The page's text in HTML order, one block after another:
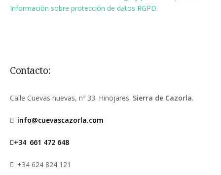
Información sobre protección de datos RGPD.
Contacto:
Calle Cuevas nuevas, nº 33. Hinojares. Sierra de Cazorla.
info@cuevascazorla.com
+34 661 472 648
+34 624 824 121